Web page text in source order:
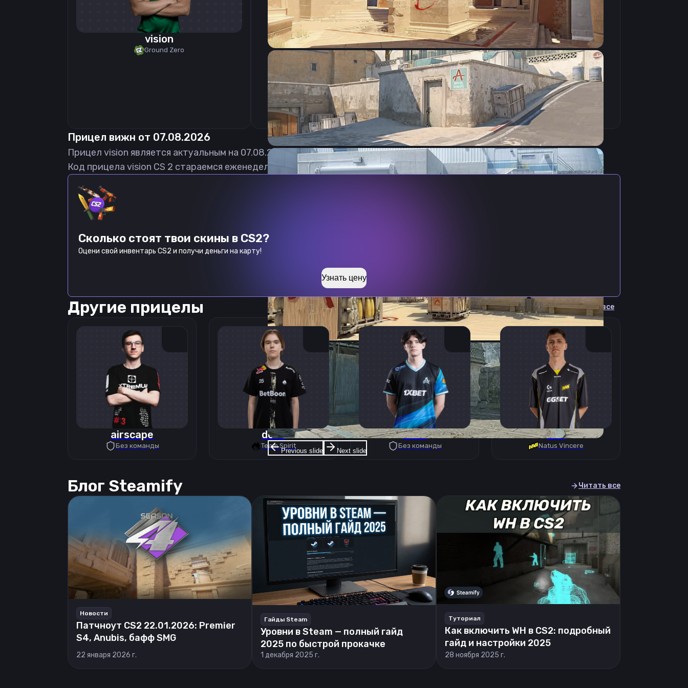
vision
Ground Zero
Previous slide Next slide
CSGO-Tdsko-WWeF5-Jkjbb-UHewN-YLwzF
Скопировать
Прицел вижн от 07.08.2026
Прицел vision является актуальным на 07.08.2026
Код прицела vision CS 2 стараемся еженедельно обновлять, чтобы вы могли играть с актуальными настройками игрока.
Сколько стоят твои скины в CS2?
Оцени свой инвентарь CS2 и получи деньги на карту!
Узнать цену
Другие прицелы Cмотреть все
airscape
Без команды
donk
Team Spirit
deko
Без команды
B1T
Natus Vincere
Блог Steamify Читать все
Новости
Патчноут CS2 22.01.2026: Premier
S4, Anubis, бафф SMG
22 января 2026 г.
Гайды Steam
Уровни в Steam — полный гайд
2025 по быстрой прокачке
1 декабря 2025 г.
Туториал
Как включить WH в CS2: подробный
гайд и настройки 2025
28 ноября 2025 г.